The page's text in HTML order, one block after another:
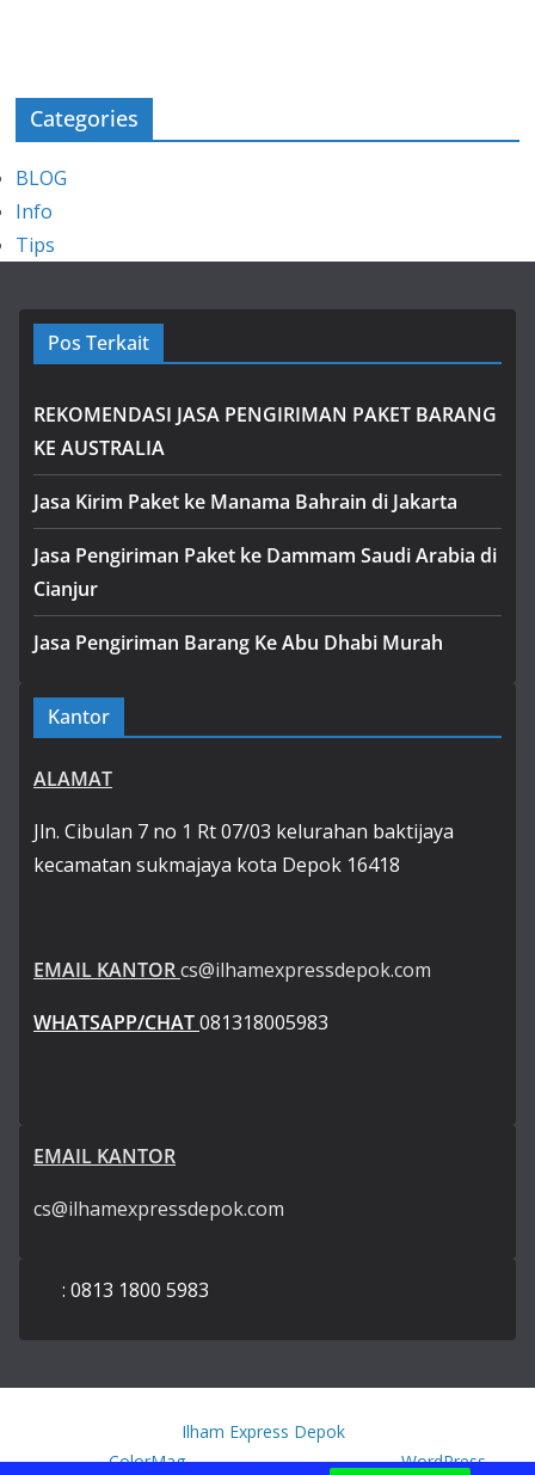
Categories
BLOG
Info
Tips
Pos Terkait
REKOMENDASI JASA PENGIRIMAN PAKET BARANG
KE AUSTRALIA
Jasa Kirim Paket ke Manama Bahrain di Jakarta
Jasa Pengiriman Paket ke Dammam Saudi Arabia di
Cianjur
Jasa Pengiriman Barang Ke Abu Dhabi Murah
Kantor
ALAMAT
Jln. Cibulan 7 no 1 Rt 07/03 kelurahan baktijaya
kecamatan sukmajaya kota Depok 16418
EMAIL KANTORcs@ilhamexpressdepok.com
WHATSAPP/CHAT081318005983
EMAIL KANTOR
cs@ilhamexpressdepok.com
: 0813 1800 5983
Ilham Express Depok
Theme:ColorMagby ThemeGrill. Powered byWordPress.